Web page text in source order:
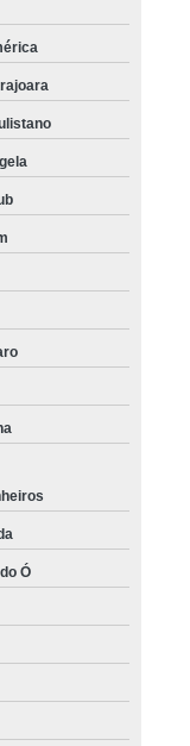
ABC Paulista
Cachoeirinha
Santa Cecília
Zona Norte
Bonfiglioli
Barra Funda
Ó